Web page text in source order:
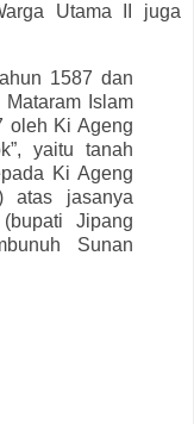
Utama II juga
1587 dan
Islam
oleh Ki Ageng
yaitu tanah
Ki Ageng
atas jasanya
Jipang
Sunan